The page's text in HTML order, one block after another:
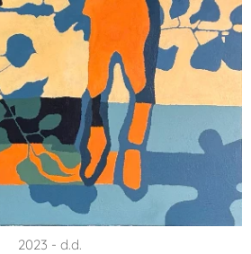
2023 - d.d.